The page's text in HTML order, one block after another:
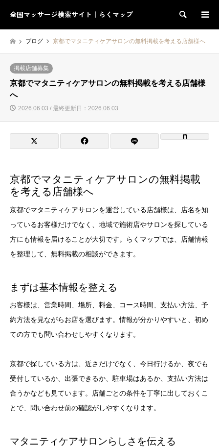
全国マッサージ検索サイト｜らくマップ 検索
ブログ 京都でマタニティケアサロンの無料掲載を考える店舗様へ
掲載店舗募集
京都でマタニティケアサロンの無料掲載を考える店舗様
へ
2026.06.03 / 最終更新日：2026.06.03
京都でマタニティケアサロンの無料掲載
を考える店舗様へ
京都でマタニティケアサロンを運営している店舗様は、店名を知
っているお客様だけでなく、地域で施術店やサロンを探している
方にも情報を届けることが大切です。らくマップでは、店舗情報
を整理して、無料掲載の相談ができます。
まずは基本情報を整える
お客様は、営業時間、場所、料金、コース時間、支払い方法、予
約方法を見ながらお店を選びます。情報が分かりやすいと、初め
ての方でも問い合わせしやすくなります。
京都で探している方は、近さだけでなく、今日行けるか、夜でも
受付しているか、出張できるか、駐車場はあるか、支払い方法は
合うかなども見ています。店舗ごとの条件を丁寧に出しておくこ
とで、問い合わせ前の確認がしやすくなります。
マタニティケアサロンらしさを伝える